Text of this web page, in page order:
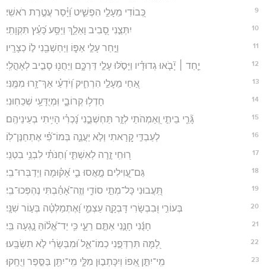
9 כְּ֭בוֹדִי מֵעָלַ֣י הִפְשִׁ֑יט וַ֝יָּ֗סַר עֲטֶ֣רֶת רֹאשִֽׁי׃
10 יִתְּצֵ֣נִי סָ֭בִיב וָאֵלַ֑ךְ וַיַּסַּ֥ע כָּ֝עֵ֗ץ תִּקְוָתִֽי׃
11 וַיַּ֣חַר עָלַ֣י אַפּ֑וֹ וַיַּחְשְׁבֵ֖נִי ל֣וֹ כְצָרָֽיו׃
12 יַ֤חַד ׀ יָ֘בֹ֤אוּ גְדוּדָ֗יו וַיָּסֹ֣לּוּ עָלַ֣י דַּרְכָּ֑ם וַיַּחֲנ֖וּ סָבִ֣יב לְאָהֳלִֽי׃
13 אַ֭חַי מֵעָלַ֣י הִרְחִ֑יק וְ֝יֹדְעַ֗י אַךְ־זָ֥רוּ מִמֶּֽנִּי׃
14 חָדְל֥וּ קְרוֹבָ֑י וּֽמְיֻדָּעַ֥י שְׁכֵחֽוּנִי׃
15 גָּ֘רֵ֤י בֵיתִ֣י וְ֭אַמְהֹתַי לְזָ֣ר תַּחְשְׁבֻ֑נִי נָ֝כְרִ֗י הָיִ֥יתִי בְעֵינֵיהֶֽם׃
16 לְעַבְדִּ֣י קָ֭רָאתִי וְלֹ֣א יַעֲנֶ֑ה בְּמוֹ־פִ֝֗י אֶתְחַנֶּן־לֽוֹ׃
17 ר֭וּחִֽי זָ֣רָה לְאִשְׁתִּ֑י וְ֝חַנֹּתִ֗י לִבְנֵ֥י בִטְנִֽי׃
18 גַּם־עֲ֭וִילִים מָ֣אֲסוּ בִ֑י אָ֝ק֗וּמָה וַיְדַבְּרוּ־בִֽי׃
19 תִּֽ֭עֲבוּנִי כָּל־מְתֵ֣י סוֹדִ֑י וְזֶֽה־אָ֝הַ֗בְתִּי נֶהְפְּכוּ־בִֽי׃
20 בְּעוֹרִ֣י וּ֭בִבְשָׂרִי דָּבְקָ֣ה עַצְמִ֑י וָ֝אֶתְמַלְּטָ֗ה בְּע֣וֹר שִׁנָּֽי׃
21 חָנֻּ֬נִי חָנֻּ֣נִי אַתֶּ֣ם רֵעָ֑י כִּ֥י יַד־אֱ֝ל֗וֹהַּ נָ֣גְעָה בִּֽי׃
22 לָ֭מָּה תִּרְדְּפֻ֣נִי כְמוֹ־אֵ֑ל וּ֝מִבְּשָׂרִ֗י לֹ֣א תִשְׂבָּֽעוּ׃
23 מִֽי־יִתֵּ֣ן אֵ֭פוֹ וְיִכָּתְב֣וּן מִלָּ֑י מִֽי־יִתֵּ֖ן בַּסֵּ֣פֶר וְיֻחָֽקוּ׃